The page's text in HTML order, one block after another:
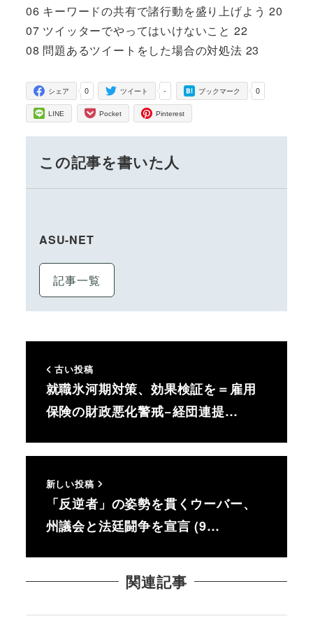
06 キーワードの共有で諸行動を盛り上げよう 20
07 ツイッターでやってはいけないこと 22
08 問題あるツイートをした場合の対処法 23
0
シェア -
ツイート 0
ブックマーク
LINE Pocket Pinterest
この記事を書いた人
ASU-NET
記事一覧
古い投稿
就職氷河期対策、効果検証を＝雇用
保険の財政悪化警戒−経団連提…
新しい投稿
「反逆者」の姿勢を貫くウーバー、
州議会と法廷闘争を宣言 (9…
関連記事